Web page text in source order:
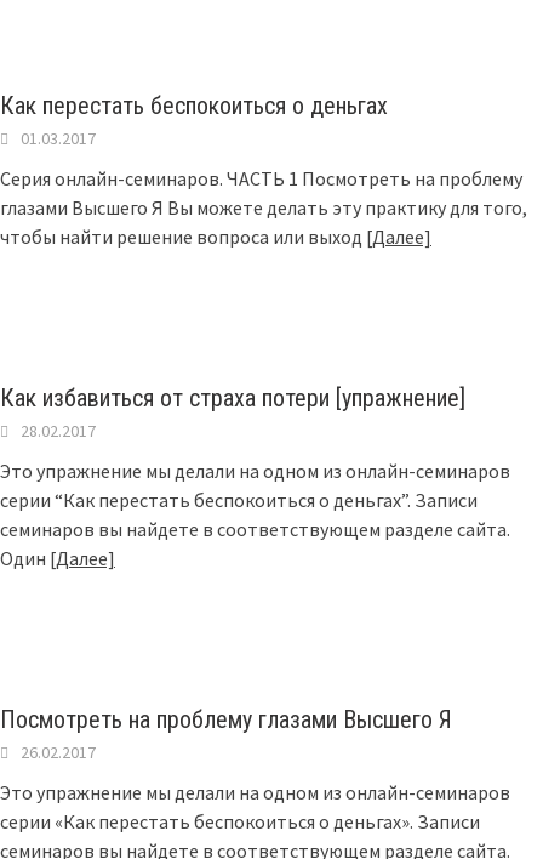
Как перестать беспокоиться о деньгах
01.03.2017
Серия онлайн-семинаров. ЧАСТЬ 1 Посмотреть на проблему
глазами Высшего Я Вы можете делать эту практику для того,
чтобы найти решение вопроса или выход [Далее]
Как избавиться от страха потери [упражнение]
28.02.2017
Это упражнение мы делали на одном из онлайн-семинаров
серии “Как перестать беспокоиться о деньгах”. Записи
семинаров вы найдете в соответствующем разделе сайта.
Один [Далее]
Посмотреть на проблему глазами Высшего Я
26.02.2017
Это упражнение мы делали на одном из онлайн-семинаров
серии «Как перестать беспокоиться о деньгах». Записи
семинаров вы найдете в соответствующем разделе сайта.